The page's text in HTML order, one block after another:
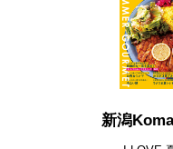
新潟